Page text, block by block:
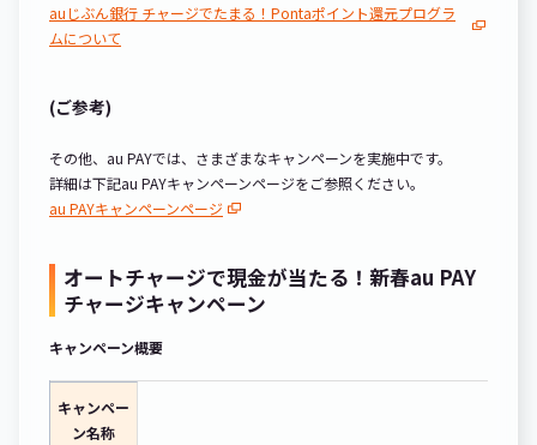
auじぶん銀行 チャージでたまる！Pontaポイント還元プログラ
ムについて
(ご参考)
その他、au PAYでは、さまざまなキャンペーンを実施中です。
詳細は下記au PAYキャンペーンページをご参照ください。
au PAYキャンペーンページ
オートチャージで現金が当たる！新春au PAY
チャージキャンペーン
キャンペーン概要
キャンペー
ン名称